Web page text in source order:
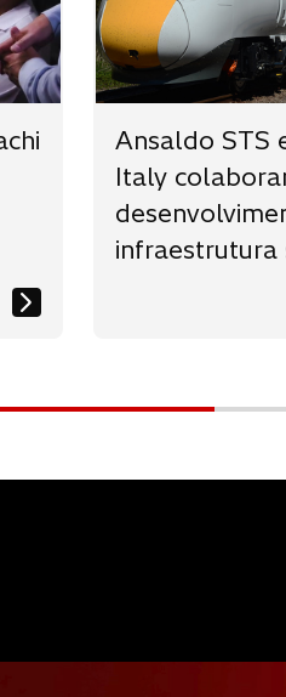
Ansaldo STS
Italy
infraestrutura